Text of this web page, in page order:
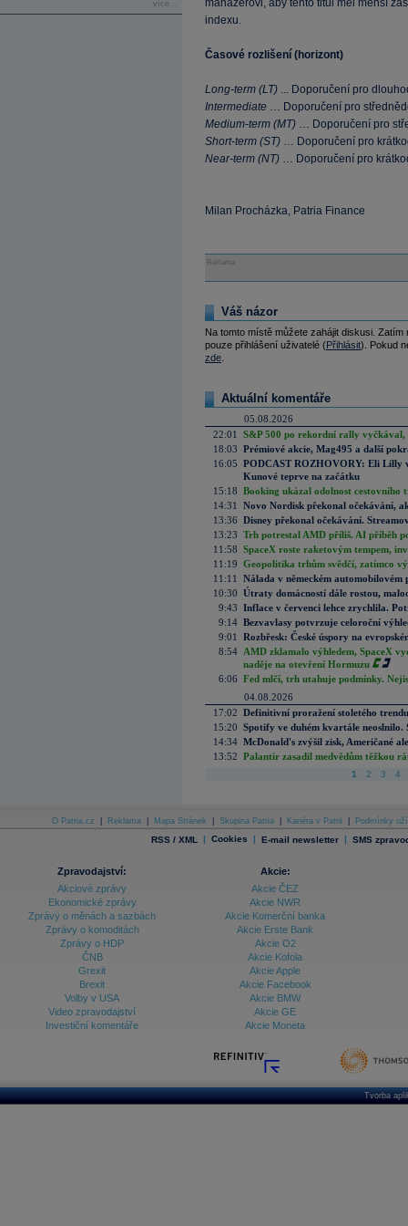
více...
manažerovi, aby tento titul měl menší
indexu.
Časové rozlišení (horizont)
Long-term (LT) ... Doporučení pro
Intermediate … Doporučení pro
Medium-term (MT) … Doporučení pro
Short-term (ST) … Doporučení pro
Near-term (NT) … Doporučení pro
Milan Procházka, Patria Finance
Reklama
Váš názor
Na tomto místě můžete zahájit diskusi.
pouze přihlášení uživatelé (Přihlásit). Pokud
zde
Aktuální komentáře
05.08.2026
22:01
S&P 500 po rekordní rally vyčkával,
18:03 Prémiové akcie, Mag495 a další
16:05 PODCAST ROZHOVORY: Eli Lilly
Kunové teprve na začátku
15:18 Booking ukázal odolnost cestovního
14:31
Novo Nordisk překonal očekávání,
13:36 Disney překonal očekávání.
13:23 Trh potrestal AMD příliš. AI příběh
11:58 SpaceX roste raketovým tempem,
11:19 Geopolitika trhům svědčí, zatímco
11:11
Nálada v německém automobilovém
10:30 Útraty domácností dále rostou,
9:43 Inflace v červenci lehce zrychlila.
9:14 Bezvavlasy potvrzuje celoroční
9:01
Rozbřesk: České úspory na
8:54 AMD zklamalo výhledem, SpaceX
naděje na otevření Hormuzu
6:06 Fed mlčí, trh utahuje podmínky.
04.08.2026
17:02 Definitivní proražení stoletého
15:20 Spotify ve duhém kvartále neoslnilo.
14:34 McDonald's zvýšil zisk, Američané
13:52 Palantir zasadil medvědům těžkou
1 2 3 4
O Patria.cz Reklama Mapa Stránek Skupina Patria Kariéra v Patrii Podmínky
RSS / XML | Cookies | E-mail newsletter | SMS
Zpravodajství:
Akciové zprávy
Ekonomické zprávy
Zprávy o měnách a sazbách
Zprávy o komoditách
Zprávy o HDP
ČNB
Grexit
Brexit
Volby v USA
Video zpravodajství
Investiční komentáře
Akcie:
Akcie ČEZ
Akcie NWR
Akcie Komerční banka
Akcie Erste Bank
Akcie O2
Akcie Kofola
Akcie Apple
Akcie Facebook
Akcie BMW
Akcie GE
Akcie Moneta
Tvorba